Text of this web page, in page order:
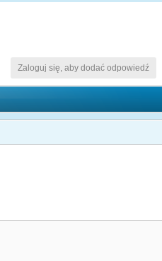
Zaloguj się, aby dodać odpowiedź